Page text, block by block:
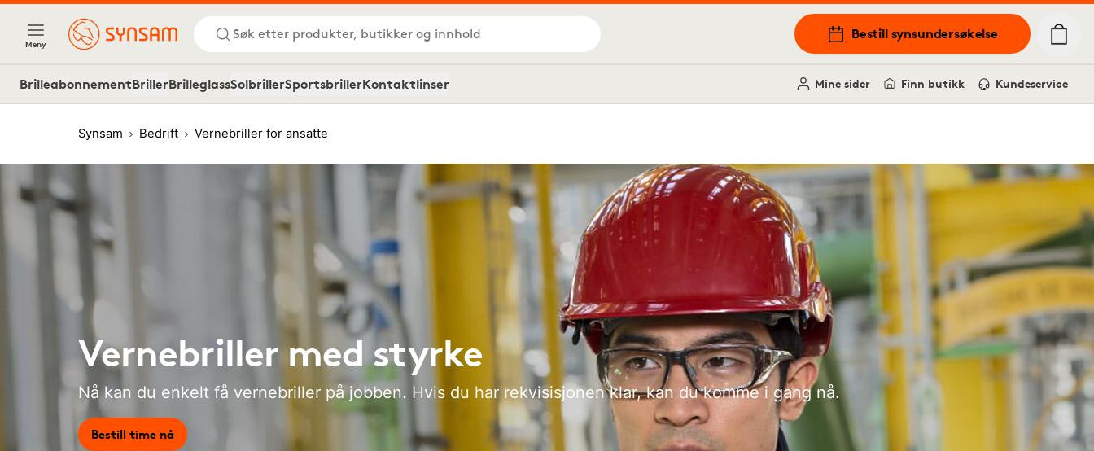
Meny
Søk etter produkter, butikker og innhold Bestill synsundersøkelse
BrilleabonnementBrillerBrilleglassSolbrillerSportsbrillerKontaktlinser Mine sider Finn butikk Kundeservice
Synsam Bedrift Vernebriller for ansatte
Vernebriller med styrke
Nå kan du enkelt få vernebriller på jobben. Hvis du har rekvisisjonen klar, kan du komme i gang nå.
Bestill time nå